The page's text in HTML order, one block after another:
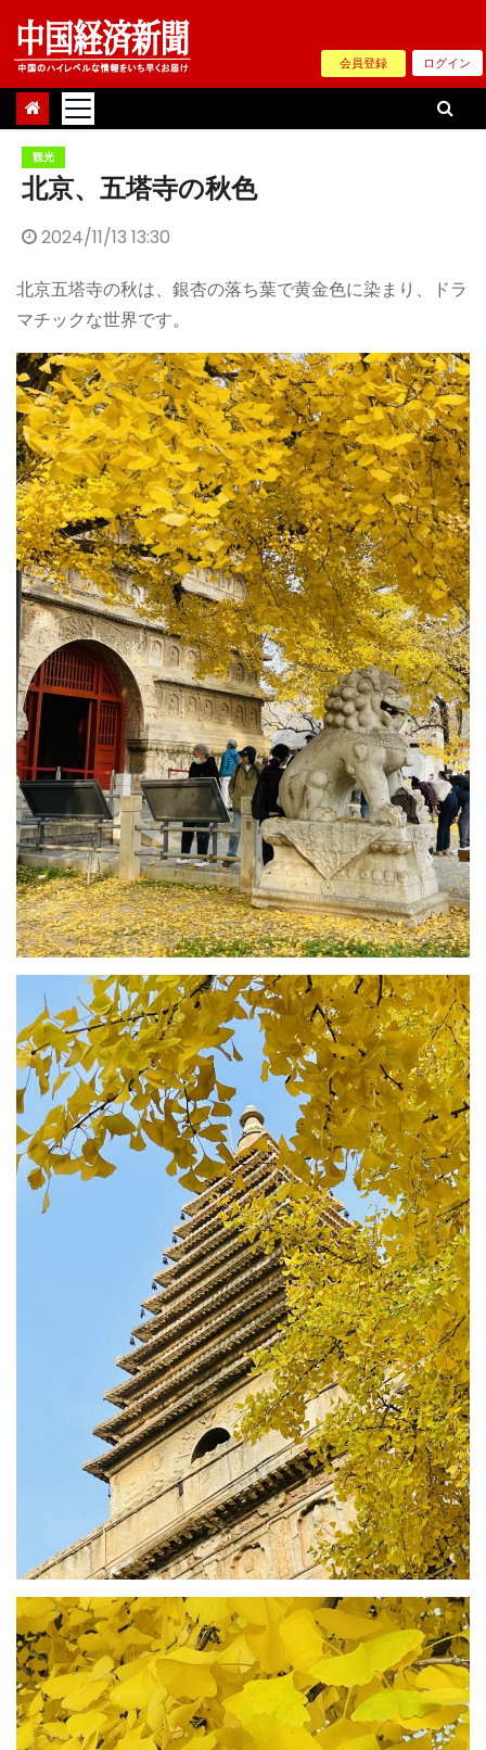
Skip
content
会員登録 ログイン
観光
北京、五塔寺の秋色
2024/11/13 13:30
北京五塔寺の秋は、銀杏の落ち葉で黄金色に染まり、ドラ
マチックな世界です。